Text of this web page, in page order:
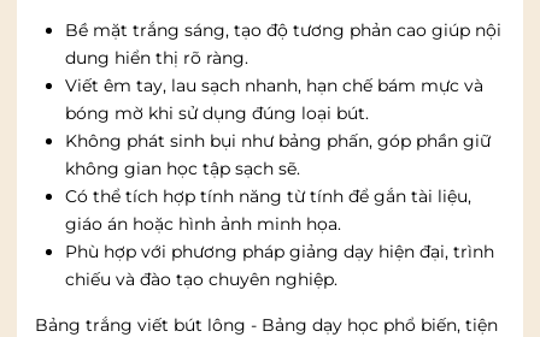
Bề mặt trắng sáng, tạo độ tương phản cao giúp nội
dung hiển thị rõ ràng.
Viết êm tay, lau sạch nhanh, hạn chế bám mực và
bóng mờ khi sử dụng đúng loại bút.
Không phát sinh bụi như bảng phấn, góp phần giữ
không gian học tập sạch sẽ.
Có thể tích hợp tính năng từ tính để gắn tài liệu,
giáo án hoặc hình ảnh minh họa.
Phù hợp với phương pháp giảng dạy hiện đại, trình
chiếu và đào tạo chuyên nghiệp.
Bảng trắng viết bút lông - Bảng dạy học phổ biến, tiện